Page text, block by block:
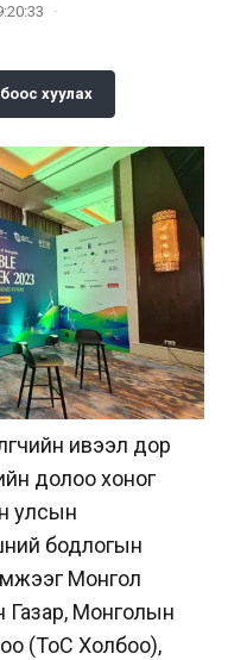
·
хуулах
ивээл дор
долоо хоног
улсын
бодлогын
Монгол
Газар, Монголын
(ТоС Холбоо),